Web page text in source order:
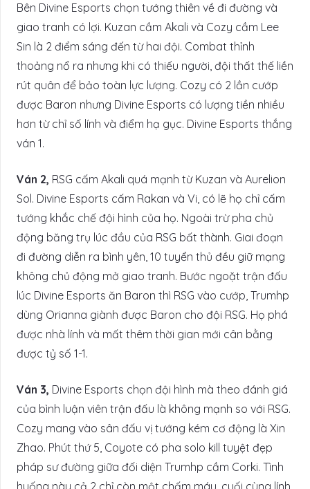
Bên Divine Esports chọn tướng thiên về đi đường và
giao tranh có lợi. Kuzan cầm Akali và Cozy cầm Lee
Sin là 2 điểm sáng đến từ hai đội. Combat thỉnh
thoảng nổ ra nhưng khi có thiếu người, đội thất thế liền
rút quân để bảo toàn lực lượng. Cozy có 2 lần cướp
được Baron nhưng Divine Esports có lượng tiền nhiều
hơn từ chỉ số lính và điểm hạ gục. Divine Esports thắng
ván 1.
Ván 2, RSG cấm Akali quá mạnh từ Kuzan và Aurelion
Sol. Divine Esports cấm Rakan và Vi, có lẽ họ chỉ cấm
tướng khắc chế đội hình của họ. Ngoài trừ pha chủ
động băng trụ lúc đầu của RSG bất thành. Giai đoạn
đi đường diễn ra bình yên, 10 tuyển thủ đều giữ mạng
không chủ động mở giao tranh. Bước ngoặt trận đấu
lúc Divine Esports ăn Baron thì RSG vào cướp, Trumhp
dùng Orianna giành được Baron cho đội RSG. Họ phá
được nhà lính và mất thêm thời gian mới cân bằng
được tỷ số 1-1.
Ván 3, Divine Esports chọn đội hình mà theo đánh giá
của bình luận viên trận đấu là không mạnh so với RSG.
Cozy mang vào sân đấu vị tướng kém cơ động là Xin
Zhao. Phút thứ 5, Coyote có pha solo kill tuyệt đẹp
pháp sư đường giữa đối diện Trumhp cầm Corki. Tình